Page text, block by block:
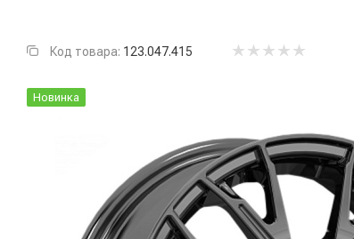
Код товара: 123.047.415
Новинка